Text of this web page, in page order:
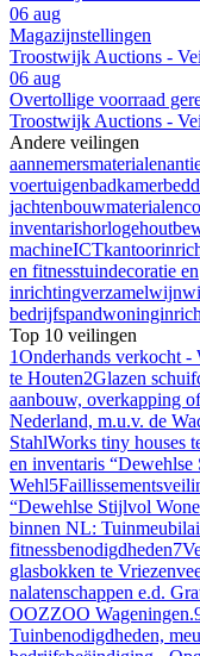
06 aug
Magazijnstellingen
Troostwijk Auctions -
06 aug
Overtollige voorraad
Troostwijk Auctions -
Andere veilingen
aannemersmaterialen
voertuigenbadkamer
jachtenbouwmaterialen
inventarishorloge
machineICT
en fitnesstuindecoratie en
inrichtingverzamelwijn
bedrijfspand
Top 10 veilingen
1Onderhands verkocht -
te Houten2Glazen
aanbouw, overkapping
Nederland, m.u.v. de
StahlWorks tiny houses
en inventaris
Wehl5
“Dewehlse Stijlvol
binnen NL:
fitnessbenodigdheden7
glasbokken te
nalatenschappen e.d.
OOZZOO Wageningen.
Tuinbenodigdheden,